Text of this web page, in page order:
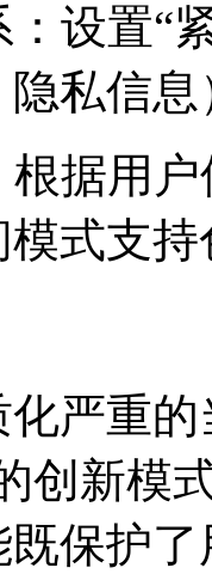
设置“
私信
根据用
式支
严重
创新模
保护